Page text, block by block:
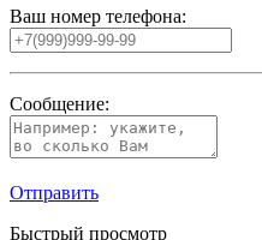
Ваш номер телефона:
Сообщение:
Отправить
Быстрый просмотр